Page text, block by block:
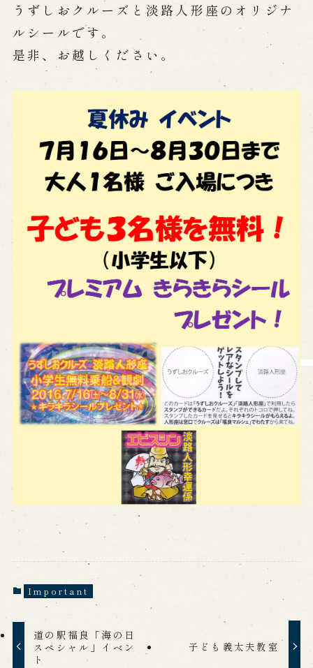
Touring show
Touring show
海外旅行客向け特別公演「くにうみ」
History
Awaji Island and the Myth of the
Birth of the Nation
History of Awaji Ningyo Joruri
Awaji Ningyo Joruri's original
Awaji Ningyo Joruri (Puppet
Theater) Spreading
Traditional Performing Arts in
Minami-Awaji City
Usage Info
Access
Indoor Introduction
Contact Us
Email us Call us
Reservation
Online Reservation
Reservation via e-mail form
Phone Reservations
求人情報
※株式会社うずのくに南あわじの求人情報ページへ移動します
うずしおクルーズと淡路人形座のオリジナ
ルシールです。
是非、お越しください。
Important
道の駅福良「海の日
スペシャル」イベン
ト
子ども義太夫教室